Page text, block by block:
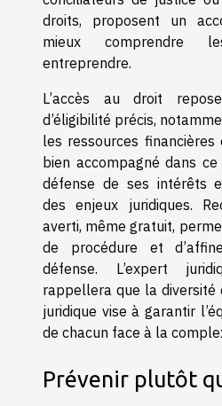
droits, proposent un
mieux comprendre
entreprendre.
L’accès au droit
d’éligibilité précis,
les ressources
bien accompagné dans
défense de ses intérêts
des enjeux juridiques.
averti, même gratuit,
de procédure et
défense. L’expert
rappellera que la diversité
juridique vise à garantir
de chacun face à la
Prévenir plutôt